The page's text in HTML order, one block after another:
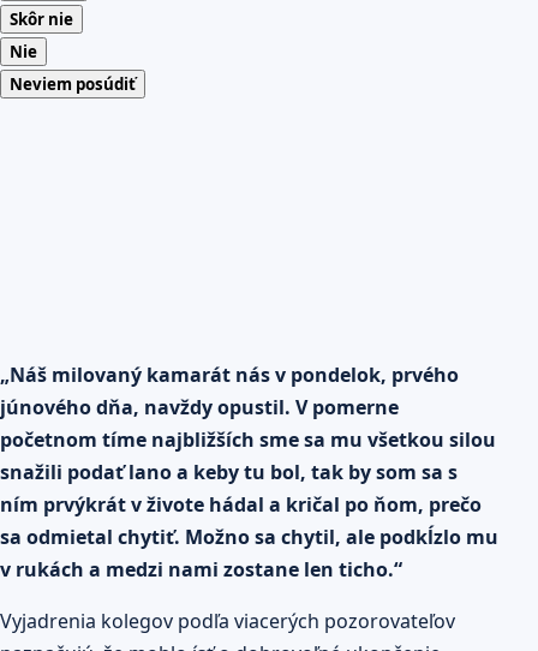
Skôr nie
Nie
Neviem posúdiť
„Náš milovaný kamarát nás v pondelok, prvého
júnového dňa, navždy opustil. V pomerne
početnom tíme najbližších sme sa mu všetkou silou
snažili podať lano a keby tu bol, tak by som sa s
ním prvýkrát v živote hádal a kričal po ňom, prečo
sa odmietal chytiť. Možno sa chytil, ale podkĺzlo mu
v rukách a medzi nami zostane len ticho.“
Vyjadrenia kolegov podľa viacerých pozorovateľov